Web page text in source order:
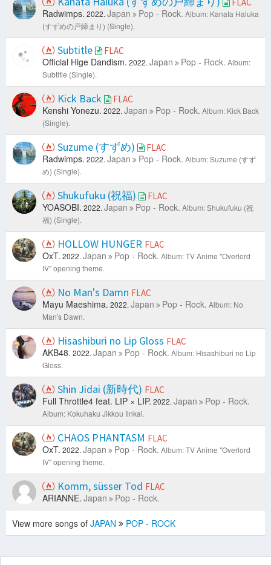
FLAC
Radwimps. 2022. Japan Pop - Rock. Album: Kanata Haluka
(すずめの戸締まり) (Single).
Subtitle FLAC
Official Hige Dandism. 2022. Japan Pop - Rock. Album:
Subtitle (Single).
Kick Back FLAC
Kenshi Yonezu. 2022. Japan Pop - Rock. Album: Kick Back
(Single).
Suzume (すずめ) FLAC
Radwimps. 2022. Japan Pop - Rock. Album: Suzume (すず
め) (Single).
Shukufuku (祝福) FLAC
YOASOBI. 2022. Japan Pop - Rock. Album: Shukufuku (祝
福) (Single).
HOLLOW HUNGER FLAC
OxT. 2022. Japan Pop - Rock. Album: TV Anime "Overlord
IV" opening theme.
No Man's Damn FLAC
Mayu Maeshima. 2022. Japan Pop - Rock. Album: No
Man's Dawn.
Hisashiburi no Lip Gloss FLAC
AKB48. 2022. Japan Pop - Rock. Album: Hisashiburi no Lip
Gloss.
Shin Jidai (新時代) FLAC
Full Throttle4 feat. LIP × LIP. 2022. Japan Pop - Rock.
Album: Kokuhaku Jikkou Iinkai.
CHAOS PHANTASM FLAC
OxT. 2022. Japan Pop - Rock. Album: TV Anime "Overlord
IV" opening theme.
Komm, süsser Tod FLAC
ARIANNE. Japan Pop - Rock.
View more songs of JAPAN POP - ROCK